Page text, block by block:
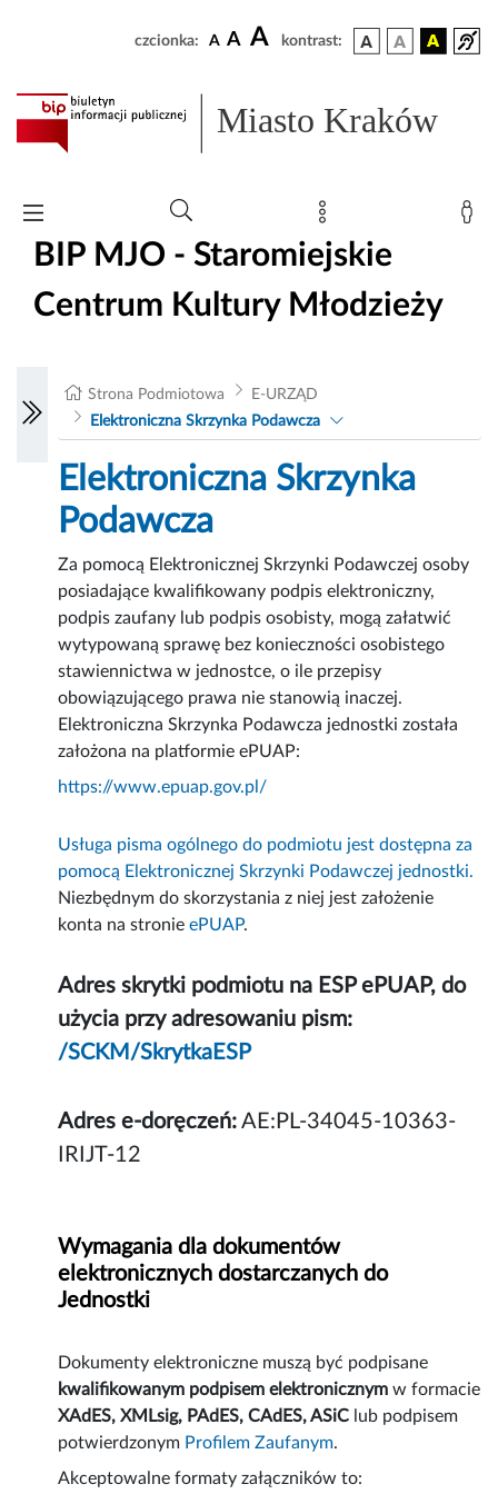
czcionka: A A A kontrast:
Miasto Kraków
BIP MJO - Staromiejskie
Centrum Kultury Młodzieży
Strona Podmiotowa
E-URZĄD
Elektroniczna Skrzynka Podawcza
Elektroniczna Skrzynka
Podawcza
Za pomocą Elektronicznej Skrzynki Podawczej osoby
posiadające kwalifikowany podpis elektroniczny,
podpis zaufany lub podpis osobisty, mogą załatwić
wytypowaną sprawę bez konieczności osobistego
stawiennictwa w jednostce, o ile przepisy
obowiązującego prawa nie stanowią inaczej.
Elektroniczna Skrzynka Podawcza jednostki została
założona na platformie ePUAP:
https://www.epuap.gov.pl/
Usługa pisma ogólnego do podmiotu jest dostępna za
pomocą Elektronicznej Skrzynki Podawczej jednostki.
Niezbędnym do skorzystania z niej jest założenie
konta na stronieePUAP.
Adres skrytki podmiotu na ESP ePUAP, do
użycia przy adresowaniu pism:
/SCKM/SkrytkaESP
Adres e-doręczeń: AE:PL-34045-10363-
IRIJT-12
Wymagania dla dokumentów
elektronicznych dostarczanych do
Jednostki
Dokumenty elektroniczne muszą być podpisane
kwalifikowanym podpisem elektronicznymw formacie
XAdES, XMLsig, PAdES, CAdES, ASiC lub podpisem
potwierdzonym Profilem Zaufanym.
Akceptowalne formaty załączników to: